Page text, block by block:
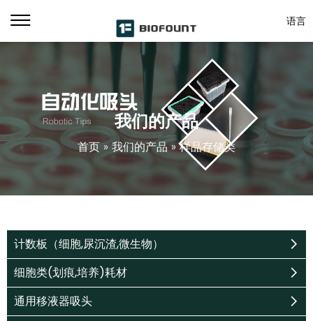
语言
我们的产品
首页 » 我们的产品 » 样品存储类
计数板（细胞,尿沉渣,微生物）
细胞类(划痕,培养)耗材
通用移液器吸头